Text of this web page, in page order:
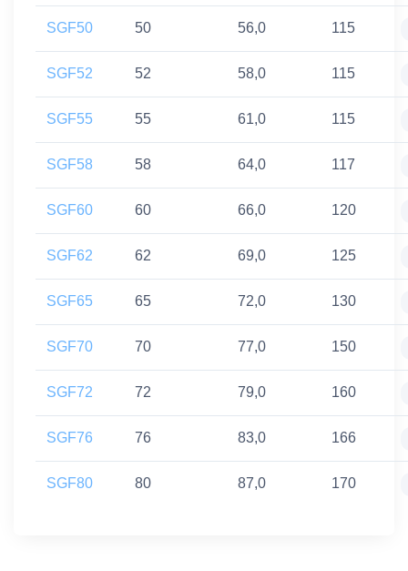
SGF50 50 56,0 115
SGF52 52 58,0 115
SGF55 55 61,0 115
SGF58 58 64,0 117
SGF60 60 66,0 120
SGF62 62 69,0 125
SGF65 65 72,0 130
SGF70 70 77,0 150
SGF72 72 79,0 160
SGF76 76 83,0 166
SGF80 80 87,0 170